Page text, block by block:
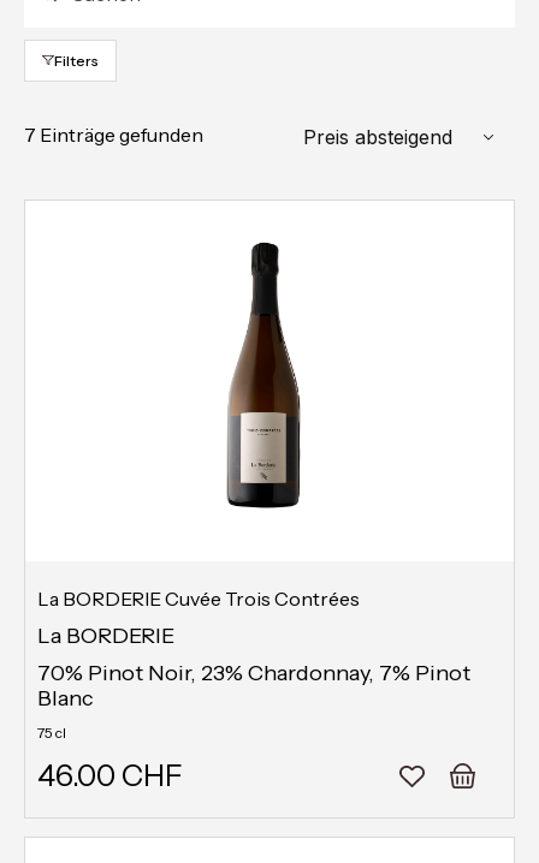
Filters
7 Einträge gefunden Preis absteigend
La BORDERIE Cuvée Trois Contrées
La BORDERIE
70% Pinot Noir, 23% Chardonnay, 7% Pinot
Blanc
75 cl
46.00 CHF